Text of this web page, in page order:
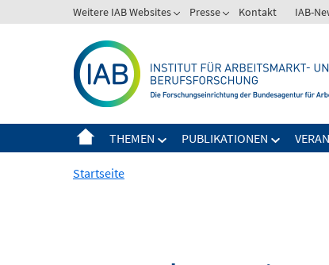
zum
Weitere IAB Websites Presse Kontakt IAB-
THEMEN PUBLIKATIONEN
Startseite